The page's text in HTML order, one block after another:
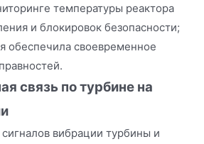
температуры реактора
и блокировок безопасности;
обеспечила своевременное
связь по турбине на
вибрации турбины и